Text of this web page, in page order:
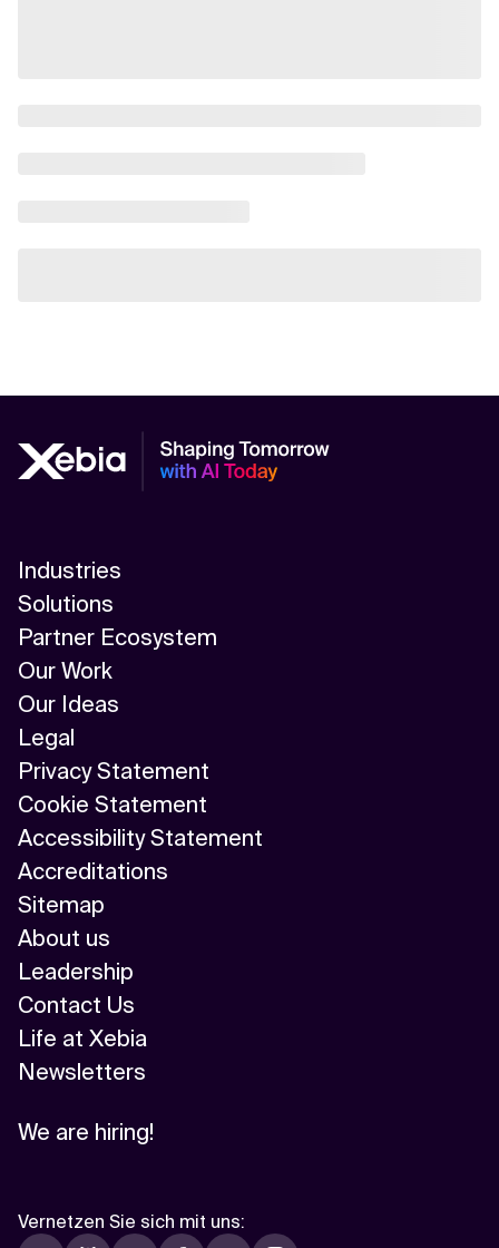
Industries
Solutions
Partner Ecosystem
Our Work
Our Ideas
Legal
Privacy Statement
Cookie Statement
Accessibility Statement
Accreditations
Sitemap
About us
Leadership
Contact Us
Life at Xebia
Newsletters
We are hiring!
Vernetzen Sie sich mit uns: